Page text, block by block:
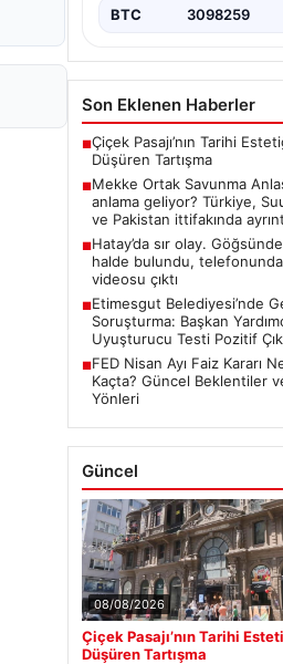
BTC 3098259
Son Eklenen Haberler
■Çiçek Pasajı’nın Tarihi
Düşüren Tartışma
■Mekke Ortak Savunma
anlama geliyor? Türkiye,
ve Pakistan ittifakında
■Hatay’da sır olay.
halde bulundu,
videosu çıktı
■Etimesgut Belediyesi’nde
Soruşturma: Başkan
Uyuşturucu Testi Pozitif
■FED Nisan Ayı Faiz Kararı
Kaçta? Güncel Beklentiler
Yönleri
Güncel
08/08/2026
Çiçek Pasajı’nın Tarihi
Düşüren Tartışma